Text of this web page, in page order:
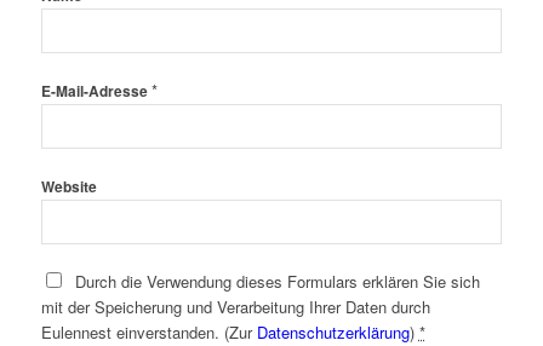
E-Mail-Adresse*
Website
Durch die Verwendung dieses Formulars erklären Sie sich
mit der Speicherung und Verarbeitung Ihrer Daten durch
Eulennest einverstanden. (Zur Datenschutzerklärung) *